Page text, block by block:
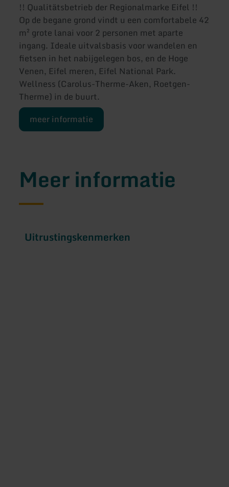
!! Qualitätsbetrieb der Regionalmarke Eifel !!
Op de begane grond vindt u een comfortabele 42
m² grote lanai voor 2 personen met aparte
ingang. Ideale uitvalsbasis voor wandelen en
fietsen in het nabijgelegen bos, en de Hoge
Venen, Eifel meren, Eifel National Park.
Wellness (Carolus-Therme-Aken, Roetgen-
Therme) in de buurt.
meer informatie
Meer informatie
Uitrustingskenmerken